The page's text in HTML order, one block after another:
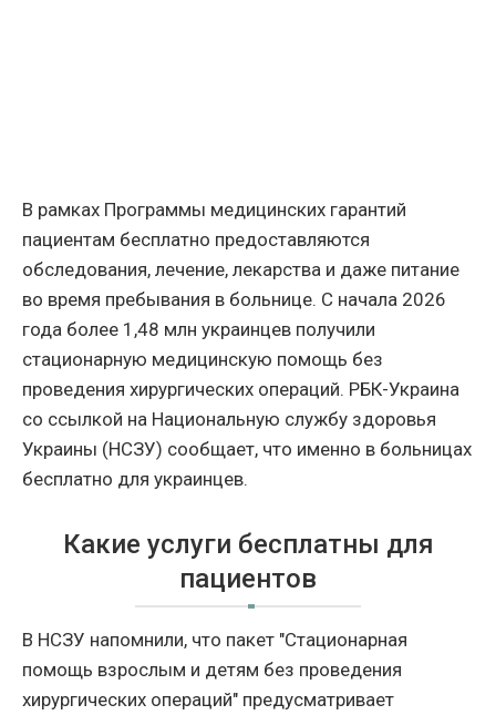
В рамках Программы медицинских гарантий
пациентам бесплатно предоставляются
обследования, лечение, лекарства и даже питание
во время пребывания в больнице. С начала 2026
года более 1,48 млн украинцев получили
стационарную медицинскую помощь без
проведения хирургических операций. РБК-Украина
со ссылкой на Национальную службу здоровья
Украины (НСЗУ) сообщает, что именно в больницах
бесплатно для украинцев.
Какие услуги бесплатны для
пациентов
В НСЗУ напомнили, что пакет "Стационарная
помощь взрослым и детям без проведения
хирургических операций" предусматривает